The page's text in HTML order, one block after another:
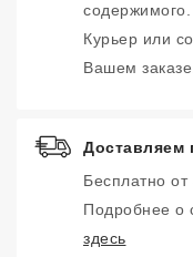
содержимого.
Курьер или
Вашем заказе.
Доставляем
Бесплатно от
Подробнее о
здесь